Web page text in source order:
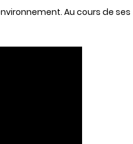
Au cours de ses